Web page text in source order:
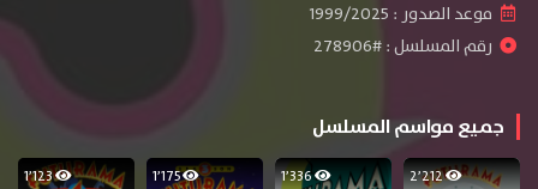
موعد الصدور : 1999/2025
رقم المسلسل : #278906
جميع مواسم المسلسل
2٬212 1٬336 1٬175 1٬123